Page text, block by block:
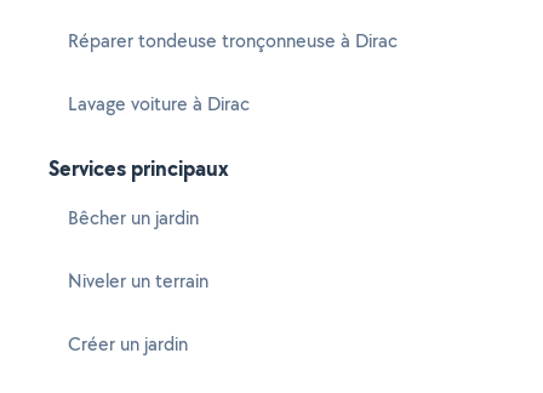
Réparer tondeuse tronçonneuse à Dirac
Lavage voiture à Dirac
Services principaux
Bêcher un jardin
Niveler un terrain
Créer un jardin